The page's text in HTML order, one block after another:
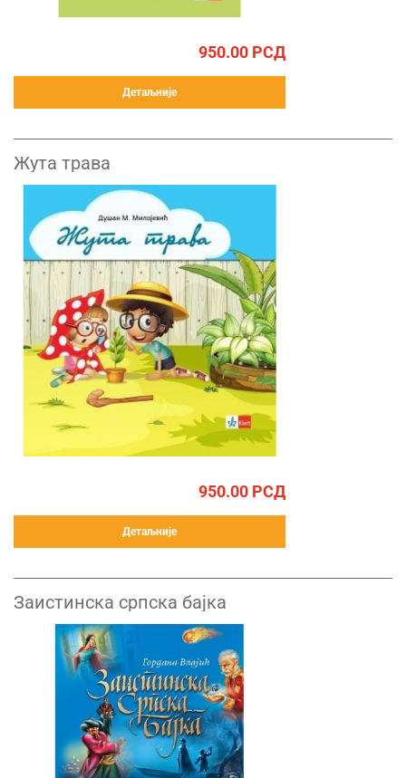
950.00 РСД
Детаљније
Жута трава
950.00 РСД
Детаљније
Заистинска српска бајка